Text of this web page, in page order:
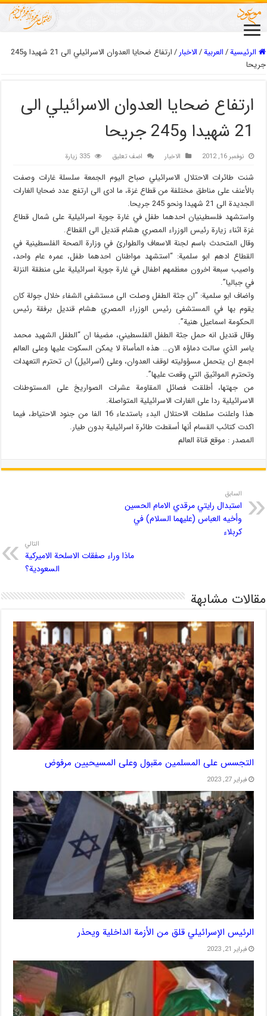
الرئيسية/العربیة/الاخبار/
ارتفاع ضحايا العدوان الاسرائيلي الى 21 شهيدا و245
جريحا
ارتفاع ضحايا العدوان الاسرائيلي الى
21 شهيدا و245 جريحا
نوفمبر 16, 2012 الاخبار اضف تعليق 335 زيارة
شنت طائرات الاحتلال الاسرائيلي صباح اليوم الجمعة سلسلة غارات وصفت
بالأعنف على مناطق مختلفة من قطاع غزة، ما ادى الى ارتفع عدد ضحايا الغارات
الجديدة الى 21 شهيدا ونحو 245 جريحا.
واستشهد فلسطينيان احدهما طفل في غارة جوية اسرائيلية على شمال قطاع
غزة اثناء زيارة رئيس الوزراء المصري هشام قنديل الى القطاع.
وقال المتحدث باسم لجنة الاسعاف والطوارئ في وزارة الصحة الفلسطينية في
القطاع ادهم ابو سلمية: “استشهد مواطنان احدهما طفل، عمره عام واحد،
واصيب سبعة اخرون معظمهم اطفال في غارة جوية اسرائيلية على منطقة النزلة
في جباليا”.
واضاف ابو سلمية: “ان جثة الطفل وصلت الى مستشفى الشفاء خلال جولة كان
يقوم بها في المستشفى رئيس الوزراء المصري هشام قنديل برفقة رئيس
الحكومة اسماعيل هنية”.
وقال قنديل انه حمل جثة الطفل الفلسطيني، مضيفا ان “الطفل الشهيد محمد
ياسر الذي سالت دماؤه الان… هذه المأساة لا يمكن السكوت عليها وعلى العالم
اجمع ان يتحمل مسؤوليته لوقف العدوان، وعلى (اسرائيل) ان تحترم التعهدات
وتحترم المواثيق التي وقعت عليها”.
من جهتها، أطلقت فصائل المقاومة عشرات الصواريخ على المستوطنات
الاسرائيلية ردا على الغارات الاسرائيلية المتواصلة.
هذا واعلنت سلطات الاحتلال البدء باستدعاء 16 الفا من جنود الاحتياط، فيما
اكدت كتائب القسام أنها أسقطت طائرة اسرائيلية بدون طيار.
المصدر : موقع قناة العالم
السابق
استبدال رايتي مرقدي الامام الحسين
وأخيه العباس (عليهما السلام) في
كربلاء
التالي
ماذا وراء صفقات الاسلحة الاميركية
السعودية؟
مقالات مشابهة
التجسس على المسلمين مقبول وعلى المسيحيين مرفوض
فبراير 27, 2023
الرئيس الإسرائيلي قلق من الأزمة الداخلية ويحذر
فبراير 21, 2023